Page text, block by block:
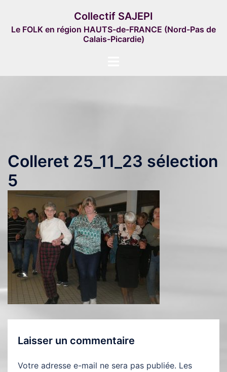
contenu
Collectif SAJEPI
Le FOLK en région HAUTS-de-FRANCE (Nord-Pas de
Calais-Picardie)
Colleret 25_11_23 sélection
5
Laisser un commentaire
Votre adresse e-mail ne sera pas publiée. Les